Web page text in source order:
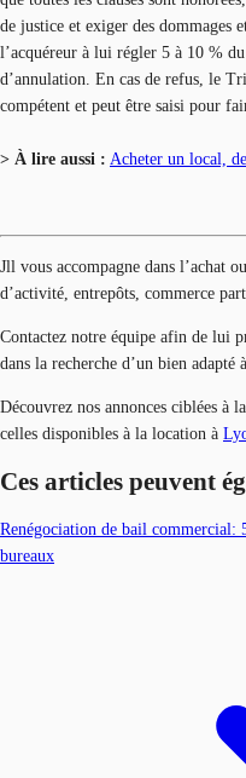
de justice et exiger des dommages
l’acquéreur à lui régler 5 à 10 %
d’annulation. En cas de refus, le
compétent et peut être saisi pour
> À lire aussi : Acheter un local,
Jll vous accompagne dans l’achat
d’activité, entrepôts, commerce
Contactez notre équipe afin de lui
dans la recherche d’un bien adapté
Découvrez nos annonces ciblées à
celles disponibles à la location à
Ces articles peuvent
Renégociation de bail commercial:
bureaux